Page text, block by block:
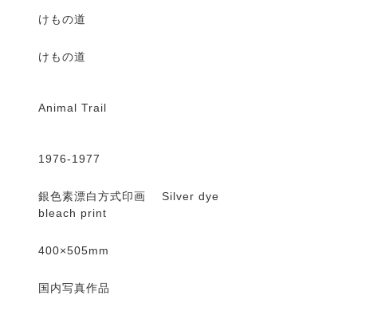
けもの道
けもの道
Animal Trail
1976-1977
銀色素漂白方式印画 Silver dye
bleach print
400×505mm
国内写真作品